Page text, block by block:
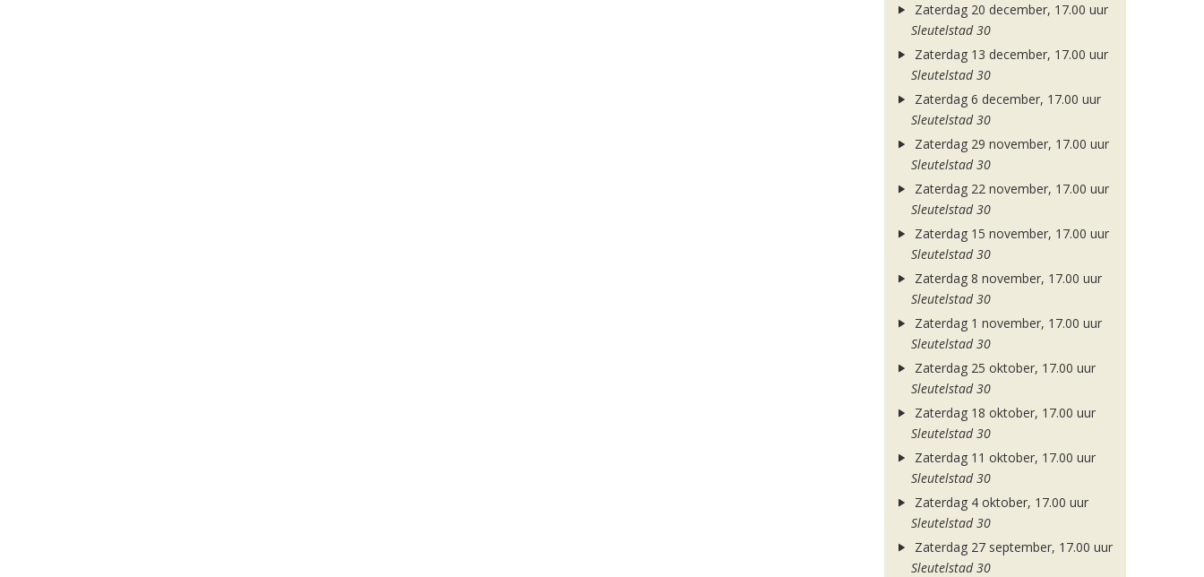
Zaterdag 20 december, 17.00 uur
Sleutelstad 30
Zaterdag 13 december, 17.00 uur
Sleutelstad 30
Zaterdag 6 december, 17.00 uur
Sleutelstad 30
Zaterdag 29 november, 17.00 uur
Sleutelstad 30
Zaterdag 22 november, 17.00 uur
Sleutelstad 30
Zaterdag 15 november, 17.00 uur
Sleutelstad 30
Zaterdag 8 november, 17.00 uur
Sleutelstad 30
Zaterdag 1 november, 17.00 uur
Sleutelstad 30
Zaterdag 25 oktober, 17.00 uur
Sleutelstad 30
Zaterdag 18 oktober, 17.00 uur
Sleutelstad 30
Zaterdag 11 oktober, 17.00 uur
Sleutelstad 30
Zaterdag 4 oktober, 17.00 uur
Sleutelstad 30
Zaterdag 27 september, 17.00 uur
Sleutelstad 30